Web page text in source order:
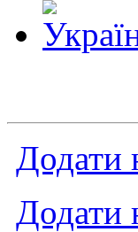
Додати
Додати